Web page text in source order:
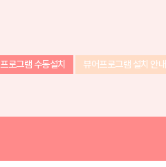
프로그램 수동설치 뷰어프로그램 설치 안내